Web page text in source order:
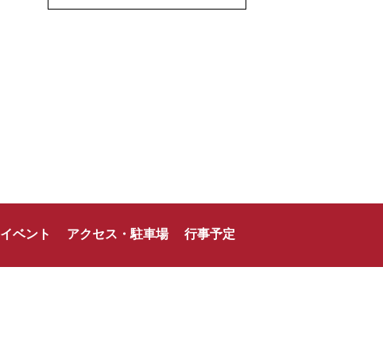
イベント アクセス・駐車場 行事予定